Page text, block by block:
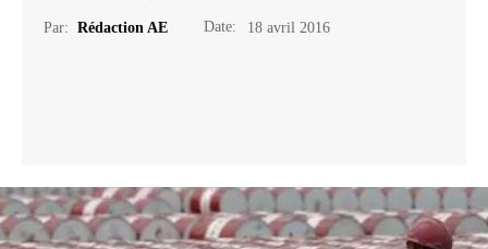
Par: Rédaction AE Date: 18 avril 2016